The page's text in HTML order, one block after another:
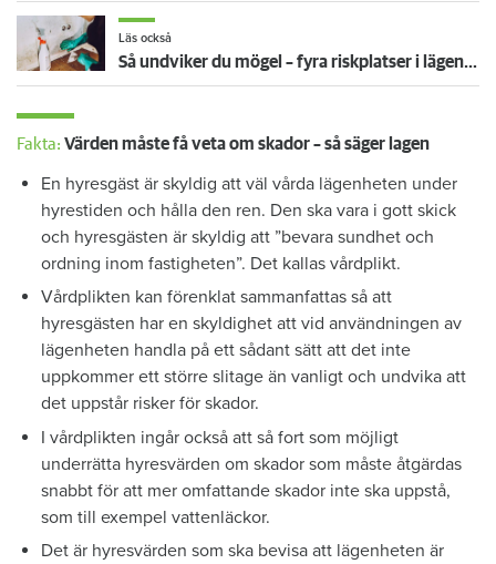
Läs också
Så undviker du mögel – fyra riskplatser i lägenheten: ”Måste städa bort”
Fakta: Värden måste få veta om skador – så säger lagen
En hyresgäst är skyldig att väl vårda lägenheten under
hyrestiden och hålla den ren. Den ska vara i gott skick
och hyresgästen är skyldig att ”bevara sundhet och
ordning inom fastigheten”. Det kallas vårdplikt.
Vårdplikten kan förenklat sammanfattas så att
hyresgästen har en skyldighet att vid användningen av
lägenheten handla på ett sådant sätt att det inte
uppkommer ett större slitage än vanligt och undvika att
det uppstår risker för skador.
I vårdplikten ingår också att så fort som möjligt
underrätta hyresvärden om skador som måste åtgärdas
snabbt för att mer omfattande skador inte ska uppstå,
som till exempel vattenläckor.
Det är hyresvärden som ska bevisa att lägenheten är